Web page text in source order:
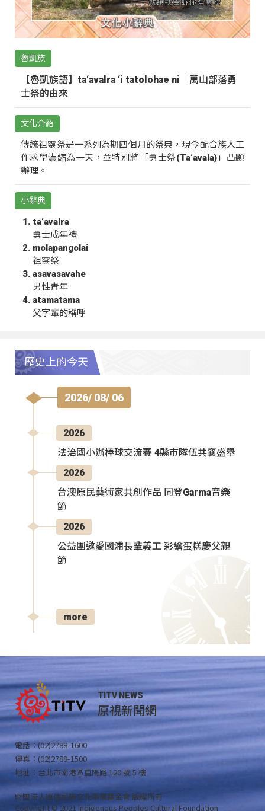
魯凱族
【魯凱族語】ta‘avalra ‘i tatolohae ni｜萬山部落勇
士祭的由來
文化介紹
傳統祖靈祭是一系列為期四個月的祭典，現今配合族人工
作求學濃縮為一天，並特別將「勇士祭(Ta‘avala)」凸顯
辦理。
小辭典
ta‘avalra
勇士成年禮
molapangolai
祖靈祭
asavasavahe
男性青年
atamatama
父字輩的稱呼
歷史上的今天
2026/ 08/ 06
2026
法治國小辦棒球交流賽 4縣市隊伍共襄盛舉
2026
台澳原民藝術家共創作品 同登Garma音樂
節
2026
公益團邀愛國浦長輩義工 彩繪蛋糕慶父親
節
more
TITV NEWS
原視新聞網
電話：(02)2788-1600
傳真：(02)2788-1500
地址：台北市南港區重陽路 120 號 5 樓
財團法人原住民族文化事業基金會 版權所有
Copyright © 2021 Indigenous Peoples Cultural Foundation